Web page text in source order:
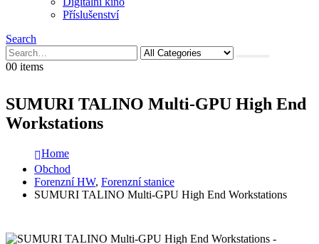
Příslušenství
Search
00 items
SUMURI TALINO Multi-GPU High End
Workstations
Home
Obchod
Forenzní HW, Forenzní stanice
SUMURI TALINO Multi-GPU High End Workstations